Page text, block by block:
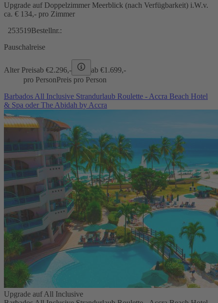
Upgrade auf Doppelzimmer Meerblick (nach Verfügbarkeit) i.W.v.
ca. € 134,- pro Zimmer
253519Bestellnr.:
Pauschalreise
Alter Preisab €2.296,- ab €1.699,-
pro PersonPreis pro Person
Barbados All Inclusive Strandurlaub Roulette - Accra Beach Hotel
& Spa oder The Abidah by Accra
Upgrade auf All Inclusive